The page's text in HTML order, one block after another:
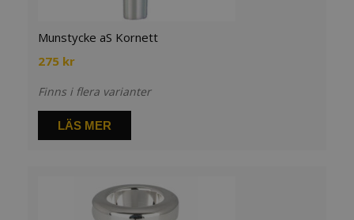
Munstycke aS Kornett
275 kr
Finns i flera varianter
LÄS MER